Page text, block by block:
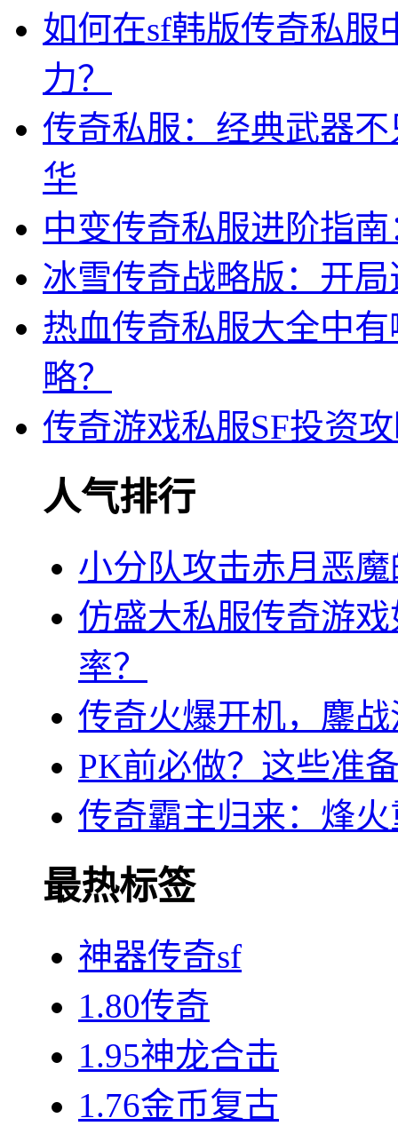
如何在sf韩版传奇私服
力？
传奇私服：经典武器
华
中变传奇私服进阶指
冰雪传奇战略版：开
热血传奇私服大全中
略？
传奇游戏私服SF投资
人气排行
小分队攻击赤月恶
仿盛大私服传奇游
率？
传奇火爆开机，鏖
PK前必做？这些准
传奇霸主归来：烽
最热标签
神器传奇sf
1.80传奇
1.95神龙合击
1.76金币复古